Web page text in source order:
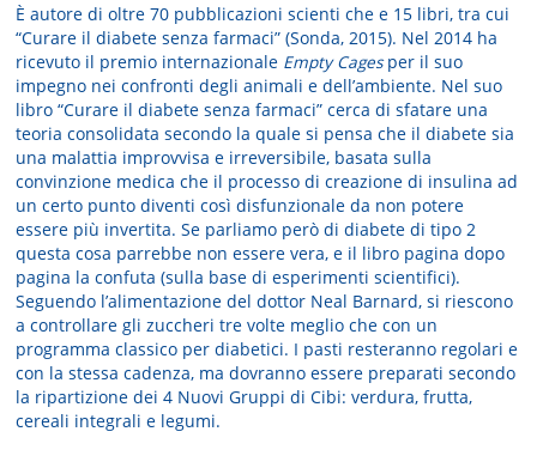
È autore di oltre 70 pubblicazioni scienti che e 15 libri, tra cui
“Curare il diabete senza farmaci” (Sonda, 2015). Nel 2014 ha
ricevuto il premio internazionale Empty Cagesper il suo
impegno nei confronti degli animali e dell’ambiente. Nel suo
libro “Curare il diabete senza farmaci” cerca di sfatare una
teoria consolidata secondo la quale si pensa che il diabete sia
una malattia improvvisa e irreversibile, basata sulla
convinzione medica che il processo di creazione di insulina ad
un certo punto diventi così disfunzionale da non potere
essere più invertita. Se parliamo però di diabete di tipo 2
questa cosa parrebbe non essere vera, e il libro pagina dopo
pagina la confuta (sulla base di esperimenti scientifici).
Seguendo l’alimentazione del dottor Neal Barnard, si riescono
a controllare gli zuccheri tre volte meglio che con un
programma classico per diabetici. I pasti resteranno regolari e
con la stessa cadenza, ma dovranno essere preparati secondo
la ripartizione dei 4 Nuovi Gruppi di Cibi: verdura, frutta,
cereali integrali e legumi.